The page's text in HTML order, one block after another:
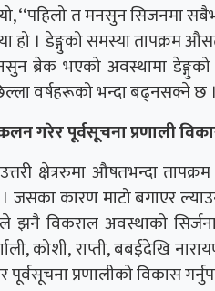
‘‘पहिलो त मनसुन सिजनमा
हो । डेङ्गुको समस्या तापक्रम
ब्रेक भएको अवस्थामा डेङ्गुको
वर्षहरूको भन्दा बढ्नसक्ने छ
गरेर पूर्वसूचना प्रणाली
क्षेत्ररुमा औषतभन्दा
जसका कारण माटो बगाएर
झनै विकराल अवस्थाको
कोशी, राप्ती, बबईदेखि
प्रणालीको विकास